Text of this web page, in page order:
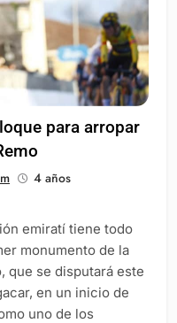
para arropar
4 años
emiratí tiene todo
monumento de la
que se disputará este
en un inicio de
uno de los